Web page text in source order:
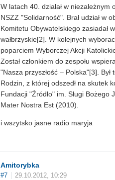
W latach 40. działał w
NSZZ "Solidarność". Brał udział w
Komitetu Obywatelskiego zasiadał
wałbrzyskie[2]. W kolejnych
poparciem Wyborczej Akcji
Został członkiem do zespołu
"Nasza przyszłość – Polska"[3].
Rodzin, z której odszedł na skutek
Fundacji "Źródło" im. Sługi
Mater Nostra Est (2010).
i wszytsko jasne radio maryja
Amitorybka
#7 29.10.2012, 10:29